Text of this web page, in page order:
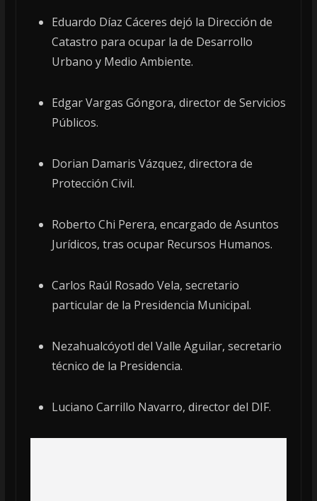
Eduardo Díaz Cáceres dejó la Dirección de
Catastro para ocupar la de Desarrollo
Urbano y Medio Ambiente.
Edgar Vargas Góngora, director de Servicios
Públicos.
Dorian Damaris Vázquez, directora de
Protección Civil.
Roberto Chi Perera, encargado de Asuntos
Jurídicos, tras ocupar Recursos Humanos.
Carlos Raúl Rosado Vela, secretario
particular de la Presidencia Municipal.
Nezahualcóyotl del Valle Aguilar, secretario
técnico de la Presidencia.
Luciano Carrillo Navarro, director del DIF.